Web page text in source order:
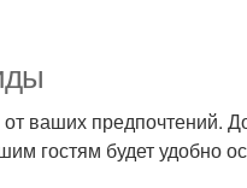
ваших предпочтений.
гостям будет удобно